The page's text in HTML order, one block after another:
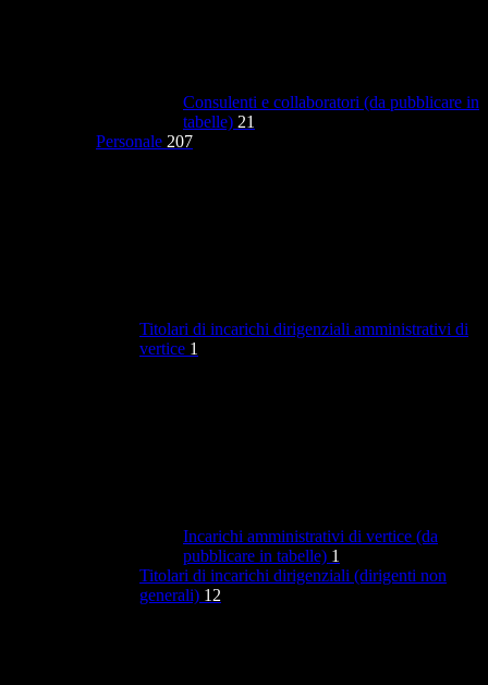
Consulenti e collaboratori (da pubblicare in
tabelle) 21
Personale 207
Titolari di incarichi dirigenziali amministrativi di
vertice 1
Incarichi amministrativi di vertice (da
pubblicare in tabelle) 1
Titolari di incarichi dirigenziali (dirigenti non
generali) 12